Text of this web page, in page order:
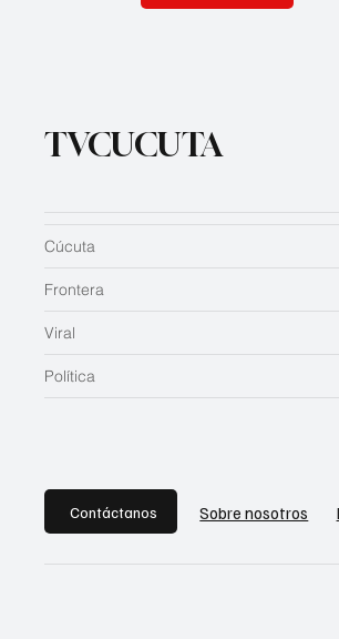
TVCUCUTA
Cúcuta
Frontera
Viral
Política
Contáctanos Sobre nosotros